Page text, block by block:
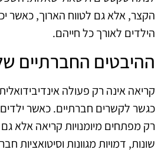
הקצר, אלא גם לטווח הארוך, כאשר
הילדים לאורך כל חייהם.
ההיבטים החברתיים
קריאה אינה רק פעולה
כגשר לקשרים חברתיים. כאשר
רק מפתחים מיומנויות קריאה אלא
שונות, דמויות מגוונות וסיטואציות